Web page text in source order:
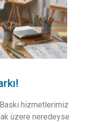
hizmetlerimiz
üzere neredeyse